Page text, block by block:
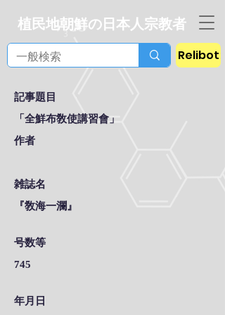
植民地朝鮮の日本人宗教者
Relibot
記事題目
「全鮮布敎使講習會」
作者
雑誌名
『敎海一瀾』
号数等
745
年月日